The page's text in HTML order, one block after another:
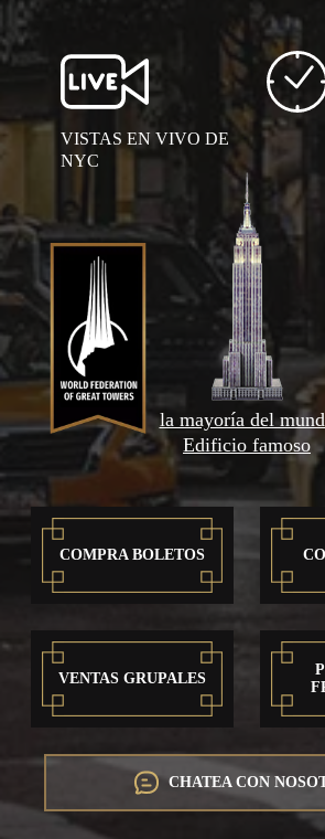
COMPRA BOLETOS
VENTAS GRUPALES
CHATEA CON
VISTAS EN VIVO DE
NYC
la mayoría del
Edificio famoso